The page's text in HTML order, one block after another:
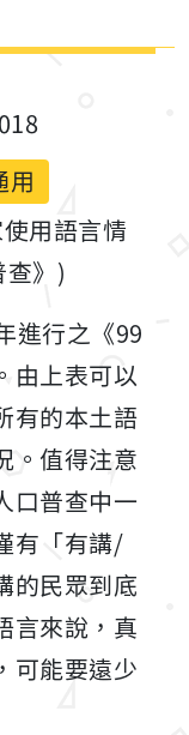
用
用語言情
》)
進行之《99
由上表可以
有的本土語
。值得注意
口普查中一
有「有講/
的民眾到底
言來說，真
可能要遠少